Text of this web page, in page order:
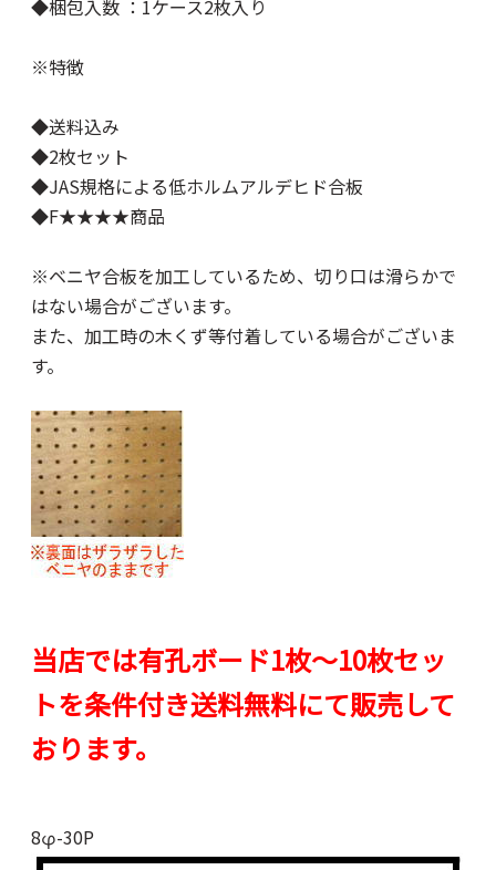
◆梱包入数 ：1ケース2枚入り
※特徴
◆送料込み
◆2枚セット
◆JAS規格による低ホルムアルデヒド合板
◆F★★★★商品
※ベニヤ合板を加工しているため、切り口は滑らかで
はない場合がございます。
また、加工時の木くず等付着している場合がございま
す。
当店では有孔ボード1枚～10枚セッ
トを条件付き送料無料にて販売して
おります。
8φ-30P